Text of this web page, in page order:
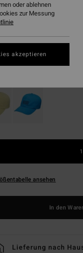
RABATT EXTRA 25%
ansehen
In den
Lieferung nach
oder ablehnen
zur Messung
akzeptieren